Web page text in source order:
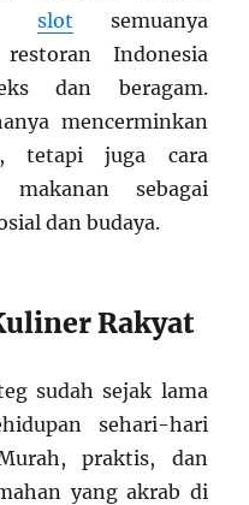
slot semuanya
Indonesia
dan beragam.
mencerminkan
tetapi juga cara
makanan sebagai
dan budaya.
Rakyat
sudah sejak lama
sehari-hari
praktis, dan
yang akrab di